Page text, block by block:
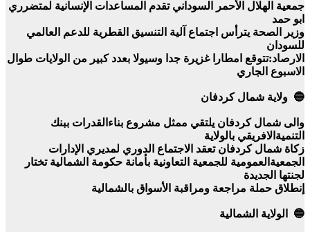
جمعية الهلال الأحمر السوداني تقدم المساعدات الإنسانية لمتضرري
ابو حمد
وزير الصحة يترأس اجتماع آلية التنسيق القطرية للدعم العالمي
للسودان
الارصاد:تتوقع امطارا غزيرة جدا وسيولا بعدد كبير من الولايات طوال
الاسبوع الجاري
🔵 ولاية شمال كردفان
والى شمال كردفان يلتقي ممثل مشروع بناءالقدرات ببنك
التنميةالافريقي بالولاية
زكاة شمال كردفان تعقد الاجتماع الدوري لمديري الإدارات
الجمعيةالعمومية للجمعية التعاونية بأمانة حكومة الشمالية تختار
لجنتها الجديدة
إنطلاق حملة مراجعة ومراقبة الأسواق بالشمالية
🔵 الولاية الشمالية